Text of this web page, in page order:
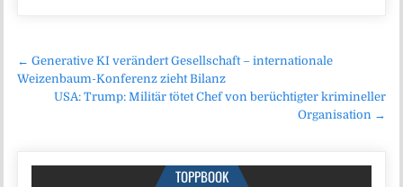
Beitragsnavigation
← Generative KI verändert Gesellschaft – internationale
Weizenbaum-Konferenz zieht Bilanz
USA: Trump: Militär tötet Chef von berüchtigter krimineller
Organisation →
TOPPBOOK